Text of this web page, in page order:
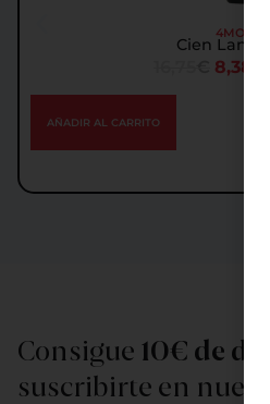
4MONOS
Cien Lanzas
8,38
AÑADIR AL CARRITO
Consigue 10€ de
suscribirte en